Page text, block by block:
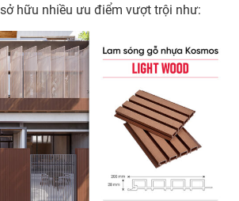
hữu nhiều ưu điểm vượt trội như: